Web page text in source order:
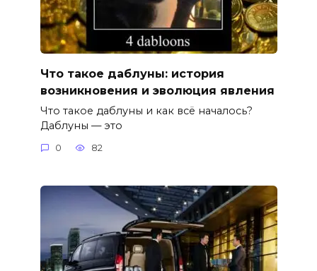
Что такое даблуны: история
возникновения и эволюция явления
Что такое даблуны и как всё началось?
Даблуны — это
0 82